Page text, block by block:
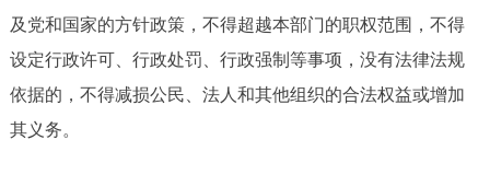
及党和国家的方针政策，不得超越本部门的职权范围， 不得
设定行政许可、行政处罚、行政强制等事项，没有法律法规
依据的，不得减损公民、法人和其他组织的合法权益或增加
其义务。